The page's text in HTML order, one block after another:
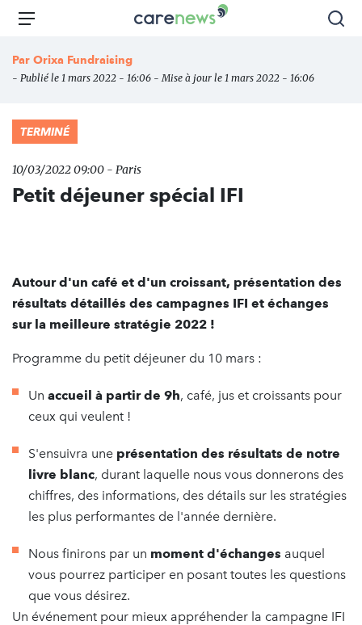
Aller
principal
Carenews,
des
Menu
Par Orixa Fundraising
- Publié le 1 mars 2022 - 16:06 - Mise à jour le 1 mars 2022 - 16:06
TERMINÉ
10/03/2022 09:00 - Paris
Petit déjeuner spécial IFI
Autour d'un café et d'un croissant, présentation des
résultats détaillés des campagnes IFI et échanges
sur la meilleure stratégie 2022 !
Programme du petit déjeuner du 10 mars :
Un accueil à partir de 9h, café, jus et croissants pour
ceux qui veulent !
S'ensuivra une présentation des résultats de notre
livre blanc, durant laquelle nous vous donnerons des
chiffres, des informations, des détails sur les stratégies
les plus performantes de l'année dernière.
Nous finirons par un moment d'échanges auquel
vous pourrez participer en posant toutes les questions
que vous désirez.
Un événement pour mieux appréhender la campagne IFI